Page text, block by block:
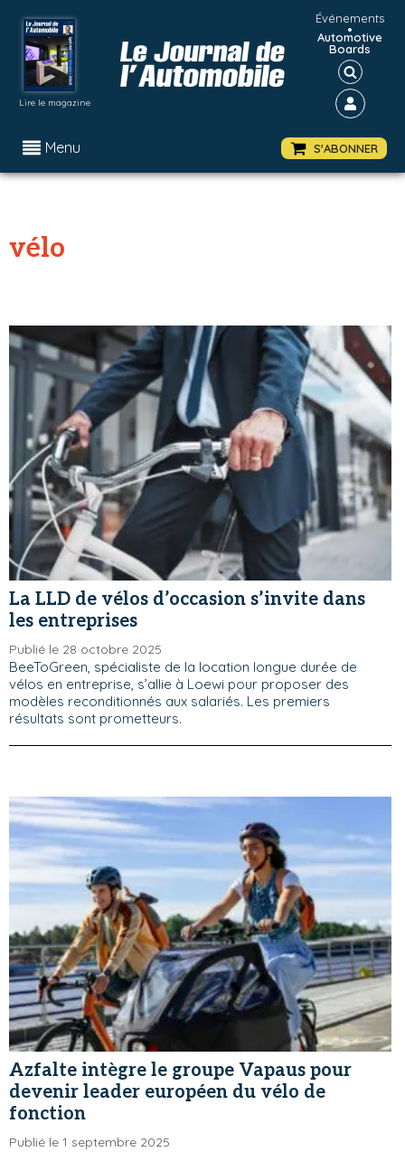
Lire le magazine
Événements
•
Automotive
Boards
Menu S'ABONNER
vélo
La LLD de vélos d’occasion s’invite dans
les entreprises
Publié le 28 octobre 2025
BeeToGreen, spécialiste de la location longue durée de
vélos en entreprise, s’allie à Loewi pour proposer des
modèles reconditionnés aux salariés. Les premiers
résultats sont prometteurs.
Azfalte intègre le groupe Vapaus pour
devenir leader européen du vélo de
fonction
Publié le 1 septembre 2025